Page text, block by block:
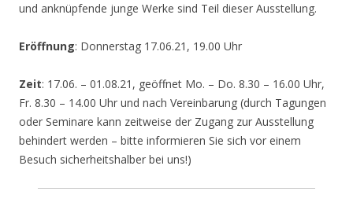
und anknüpfende junge Werke sind Teil dieser Ausstellung.
Eröffnung: Donnerstag 17.06.21, 19.00 Uhr
Zeit: 17.06. – 01.08.21, geöffnet Mo. – Do. 8.30 – 16.00 Uhr,
Fr. 8.30 – 14.00 Uhr und nach Vereinbarung (durch Tagungen
oder Seminare kann zeitweise der Zugang zur Ausstellung
behindert werden – bitte informieren Sie sich vor einem
Besuch sicherheitshalber bei uns!)